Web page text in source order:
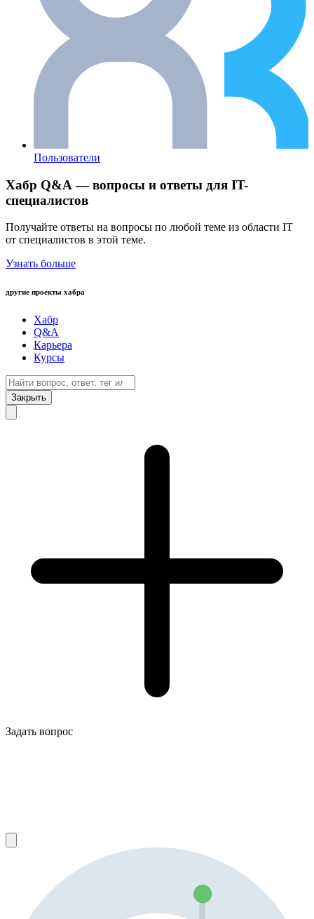
Пользователи
Хабр Q&A — вопросы и ответы для IT-
специалистов
Получайте ответы на вопросы по любой теме из области IT
от специалистов в этой теме.
Узнать больше
другие проекты хабра
Хабр
Q&A
Карьера
Курсы
Закрыть
Задать вопрос